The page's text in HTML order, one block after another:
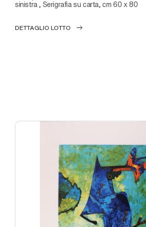
sinistra , Serigrafia su carta, cm 60 x 80
DETTAGLIO LOTTO